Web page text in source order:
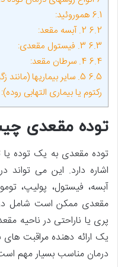
6.1 هموروئید:
6.2
6.3
6.4
6.5
5. سایر بیماریها
رکتوم یا بیماری التهابی روده):
توده مقعدی
توده مقعدی به یک توده یا
اشاره دارد. این می تواند
آبسه، فیستول، پولیپ،
مقعدی ممکن است شامل
پری یا ناراحتی در ناحیه
یک ارائه دهنده مراقبت
درمان مناسب بسیار مهم